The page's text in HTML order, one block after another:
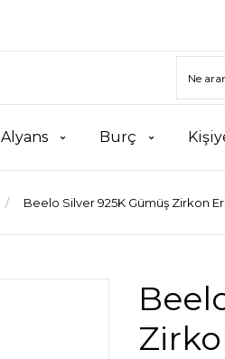
Alyans Burç
Beelo Silver 925K Gümüş Zirkon